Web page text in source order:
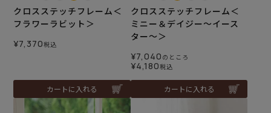
クロスステッチフレーム＜
フラワーラビット＞
¥7,370税込
カートに入れる
クロスステッチフレーム＜
ミニー＆デイジー～イース
ター～＞
¥7,040 のところ
¥4,180税込
カートに入れる